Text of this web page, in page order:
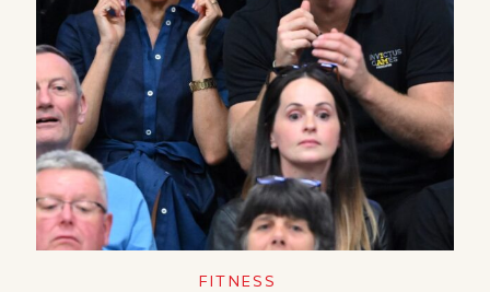
FITNESS